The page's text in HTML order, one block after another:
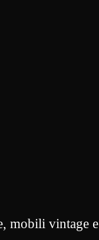
mobili vintage e